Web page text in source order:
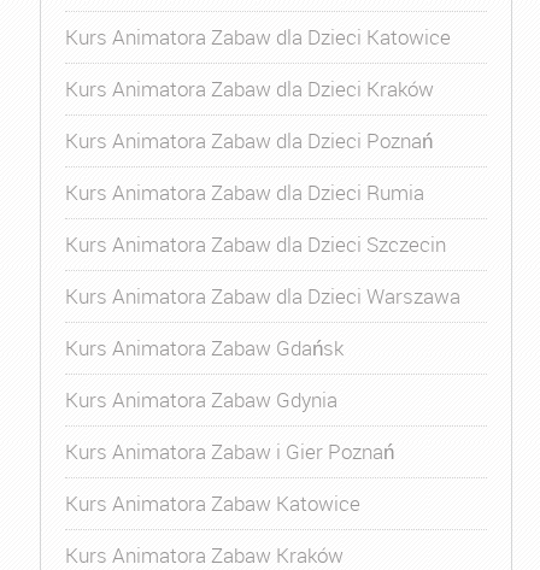
Kurs Animatora Zabaw dla Dzieci Katowice
Kurs Animatora Zabaw dla Dzieci Kraków
Kurs Animatora Zabaw dla Dzieci Poznań
Kurs Animatora Zabaw dla Dzieci Rumia
Kurs Animatora Zabaw dla Dzieci Szczecin
Kurs Animatora Zabaw dla Dzieci Warszawa
Kurs Animatora Zabaw Gdańsk
Kurs Animatora Zabaw Gdynia
Kurs Animatora Zabaw i Gier Poznań
Kurs Animatora Zabaw Katowice
Kurs Animatora Zabaw Kraków